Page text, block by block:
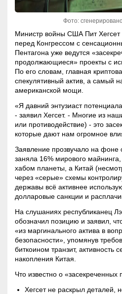
Фото:
Министр войны США Пит Хегсет
перед Конгрессом с
Пентагона уже ведутся
продолжающиеся» проекты с
По его словам, главная
спекулятивный актив, а самый
американской мощи.
«Я давний энтузиаст
- заявил Хегсет. - Многие из
или противодействие) - это
которые дают нам огромное
Заявление прозвучало на фоне
заняла 16% мирового
хабом планеты, а Китай
через «серые» схемы
державы всё активнее
долларовые санкции и
На слушаниях республиканец
обозначил позицию и заявил,
«из маргинального актива в
безопасности», упомянув
биткоином транзит, активность
накопления Китая.
Что известно о «засекреченных
Хегсет не раскрыл деталей,